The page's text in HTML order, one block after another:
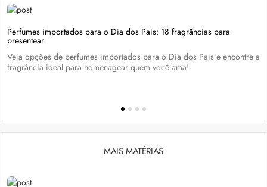
Perfumes importados para o Dia dos Pais: 18 fragrâncias para
presentear
Veja opções de perfumes importados para o Dia dos Pais e encontre a
fragrância ideal para homenagear quem você ama!
MAIS MATÉRIAS